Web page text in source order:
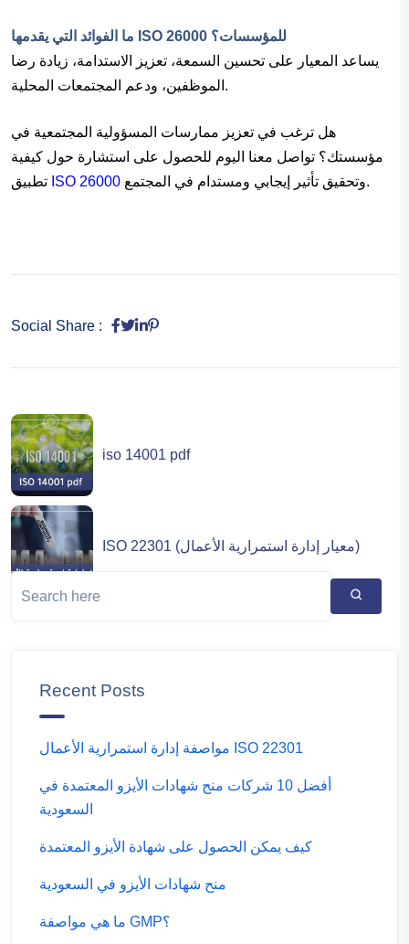
ما الفوائد التي يقدمها ISO 26000 للمؤسسات؟
يساعد المعيار على تحسين السمعة، تعزيز الاستدامة، زيادة رضا
الموظفين، ودعم المجتمعات المحلية.
هل ترغب في تعزيز ممارسات المسؤولية المجتمعية في
مؤسستك؟ تواصل معنا اليوم للحصول على استشارة حول كيفية
ISO 26000 وتحقيق تأثير إيجابي ومستدام في المجتمع.
Social Share :
iso 14001 pdf
ISO 22301 (معيار إدارة استمرارية الأعمال)
Recent Posts
مواصفة إدارة استمرارية الأعمال ISO 22301
أفضل 10 شركات منح شهادات الأيزو المعتمدة في
السعودية
كيف يمكن الحصول على شهادة الأيزو المعتمدة
منح شهادات الأيزو في السعودية
ما هي مواصفة GMP؟